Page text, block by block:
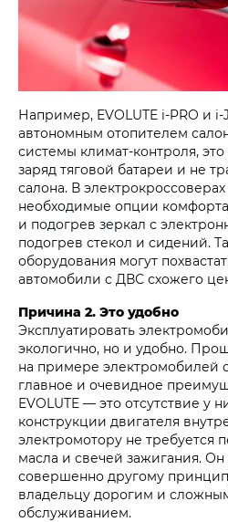
Например, EVOLUTE i‑PRO и
автономным отопителем
системы климат-контроля, это
заряд тяговой батареи и не
салона. В электрокроссоверах
необходимые опции
и подогрев зеркал с
подогрев стекол и сидений.
оборудования могут
автомобили с ДВС схожего
Причина 2. Это удобно
Эксплуатировать
экологично, но и удобно.
на примере электромобилей
главное и очевидное
EVOLUTE — это отсутствие у
конструкции двигателя
электромотору не требуется
масла и свечей зажигания. Он
совершенно другому
владельцу дорогим и
обслуживанием.